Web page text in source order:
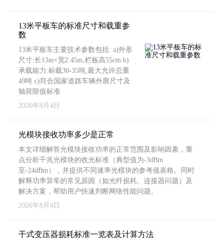
13米平板车的标准尺寸和载重参
数
13米平板车主要技术参数包括: a)外形
尺寸:长13m×宽2.45m,栏板高55cm b)
承载能力:标载30-35吨,最大允许总重
49吨 c)符合国家道路车辆外廓尺寸及
轴荷限值标准
2026年8月4日
光模块接收功率多少是正常
本文详细解答光模块接收功率的正常范围及影响因素，重
点分析千兆光模块的收光标准（典型值为-3dBm
至-24dBm），并提供不同速率光模块的参考值表格。同时
解释功率异常的常见原因（如光纤损耗、连接器问题）及
解决方案，帮助用户快速判断网络性能问题。
2026年8月4日
干式变压器损耗标准一览表及计算方法